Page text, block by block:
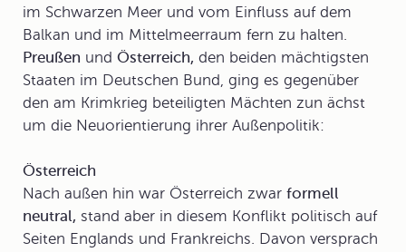
im Schwarzen Meer und vom Einfluss auf dem
Balkan und im Mittelmeerraum fern zu halten.
Preußen und Österreich, den beiden mächtigsten
Staaten im Deutschen Bund, ging es gegenüber
den am Krimkrieg beteiligten Mächten zun ächst
um die Neuorientierung ihrer Außenpolitik:
Österreich
Nach außen hin war Österreich zwar formell
neutral, stand aber in diesem Konflikt politisch auf
Seiten Englands und Frankreichs. Davon versprach